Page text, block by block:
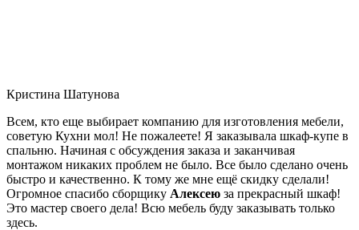
Кристина Шатунова
Всем, кто еще выбирает компанию для изготовления мебели,
советую Кухни мол! Не пожалеете! Я заказывала шкаф-купе в
спальню. Начиная с обсуждения заказа и заканчивая
монтажом никаких проблем не было. Все было сделано очень
быстро и качественно. К тому же мне ещё скидку сделали!
Огромное спасибо сборщику Алексею за прекрасный шкаф!
Это мастер своего дела! Всю мебель буду заказывать только
здесь.